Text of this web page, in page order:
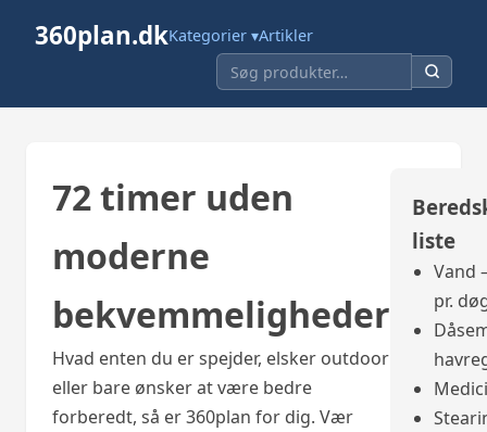
360plan.dkKategorier ▾Artikler
72 timer uden
moderne
bekvemmeligheder
Hvad enten du er spejder, elsker outdoor
eller bare ønsker at være bedre
forberedt, så er 360plan for dig. Vær
liste
Vand
pr.